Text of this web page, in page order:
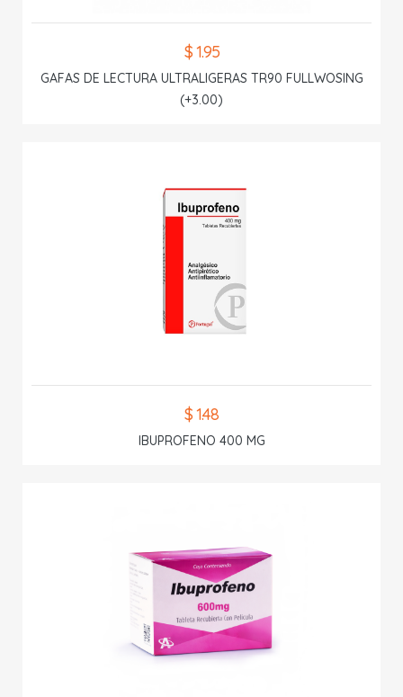
$ 1.95
GAFAS DE LECTURA ULTRALIGERAS TR90 FULLWOSING
(+3.00)
$ 1.48
IBUPROFENO 400 MG